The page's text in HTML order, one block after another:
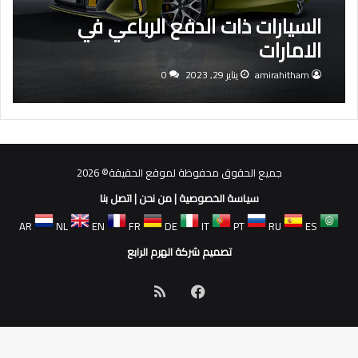
السيارات ذات الدفع الرباعي في
الامارات
amirahitham يناير 29, 2023 0
جميع الحقوق محفوظة لموقع الحقيقة© 2026
سياسة الخصوصية|من نحن|اتصل بنا
AR
NL EN FR DE IT PT RU
ES
تصميم شركة الهرم الرابع
فيسبوك
الموقع